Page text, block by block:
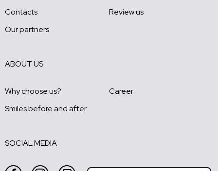
Contacts
Review us
Our partners
ABOUT US
Why choose us?
Career
Smiles before and after
SOCIAL MEDIA